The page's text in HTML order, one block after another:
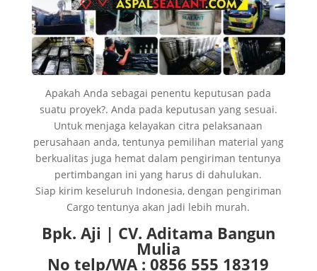
Apakah Anda sebagai penentu keputusan pada
suatu proyek?. Anda pada keputusan yang sesuai.
Untuk menjaga kelayakan citra pelaksanaan
perusahaan anda, tentunya pemilihan material yang
berkualitas juga hemat dalam pengiriman tentunya
pertimbangan ini yang harus di dahulukan.
Siap kirim keseluruh Indonesia, dengan pengiriman
Cargo tentunya akan jadi lebih murah.
Bpk. Aji | CV. Aditama Bangun
Mulia
No telp/WA : 0856 555 18319